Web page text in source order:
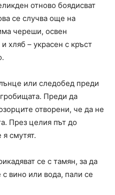
отново боядисват
се случва още на
череши, освен
хляб – украсен с кръст
или следобед преди
гробищата. Преди да
отворени, че да не
През целия път до
смутят.
се с тамян, за да
с вино или вода, пали се